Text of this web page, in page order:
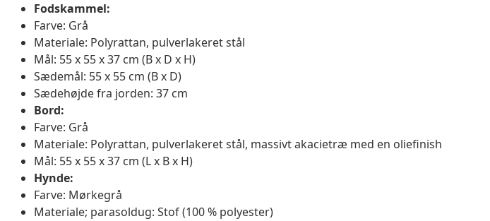
Fodskammel:
Farve: Grå
Materiale: Polyrattan, pulverlakeret stål
Mål: 55 x 55 x 37 cm (B x D x H)
Sædemål: 55 x 55 cm (B x D)
Sædehøjde fra jorden: 37 cm
Bord:
Farve: Grå
Materiale: Polyrattan, pulverlakeret stål, massivt akacietræ med en oliefinish
Mål: 55 x 55 x 37 cm (L x B x H)
Hynde:
Farve: Mørkegrå
Materiale; parasoldug: Stof (100 % polyester)